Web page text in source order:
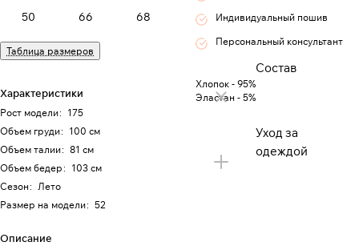
50 66 68
Таблица размеров
Характеристики
Рост модели: 175
Объем груди: 100 см
Объем талии: 81 см
Объем бедер: 103 см
Сезон: Лето
Размер на модели: 52
Описание
Индивидуальный пошив
Персональный консультант
Состав
Хлопок - 95%
Эластан - 5%
Уход за
одеждой